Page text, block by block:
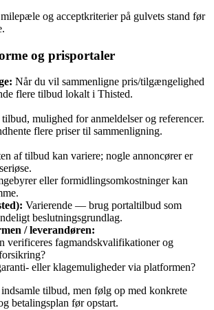
og acceptkriterier på gulvets stand før
og prisportaler
Når du vil sammenligne pris/tilgængelighed
flere tilbud lokalt i Thisted.
mulighed for anmeldelser og referencer.
flere priser til sammenligning.
af tilbud kan variere; nogle annoncører er
eller formidlingsomkostninger kan
Varierende — brug portaltilbud som
beslutningsgrundlag.
/ leverandøren:
verificeres fagmandskvalifikationer og
eller klagemuligheder via platformen?
tilbud, men følg op med konkrete
betalingsplan før opstart.